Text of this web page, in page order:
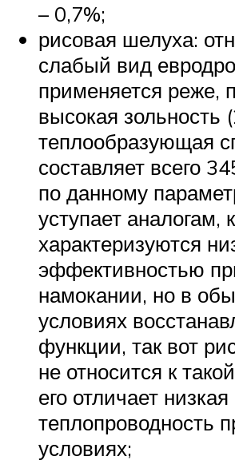
– 0,7%;
рисовая шелуха:
слабый вид
применяется реже,
высокая зольность
теплообразующая
составляет всего
по данному
уступает аналогам,
характеризуются
эффективностью
намокании, но в
условиях
функции, так вот
не относится к
его отличает низкая
теплопроводность
условиях;